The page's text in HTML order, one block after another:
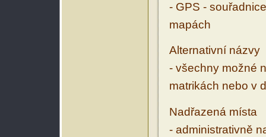
- GPS -
mapách
Alternativní názvy
- všechny možné
matrikách nebo v
Nadřazená místa
- administrativně